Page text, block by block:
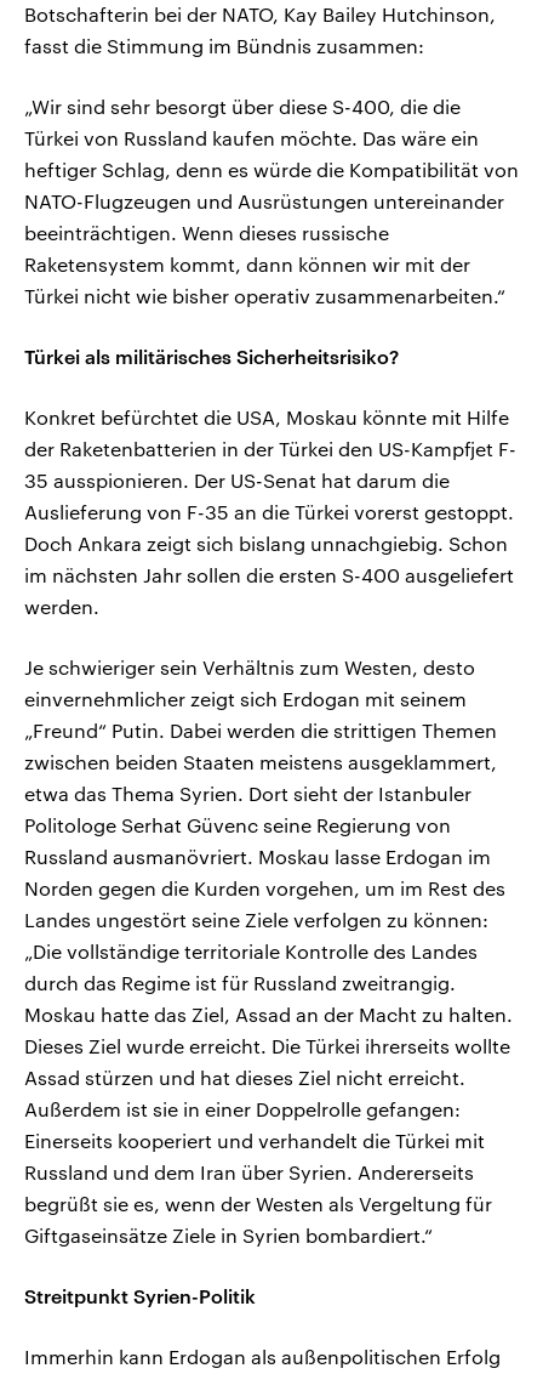
Botschafterin bei der NATO, Kay Bailey Hutchinson,
fasst die Stimmung im Bündnis zusammen:
„Wir sind sehr besorgt über diese S-400, die die
Türkei von Russland kaufen möchte. Das wäre ein
heftiger Schlag, denn es würde die Kompatibilität von
NATO-Flugzeugen und Ausrüstungen untereinander
beeinträchtigen. Wenn dieses russische
Raketensystem kommt, dann können wir mit der
Türkei nicht wie bisher operativ zusammenarbeiten.“
Türkei als militärisches Sicherheitsrisiko?
Konkret befürchtet die USA, Moskau könnte mit Hilfe
der Raketenbatterien in der Türkei den US-Kampfjet F-
35 ausspionieren. Der US-Senat hat darum die
Auslieferung von F-35 an die Türkei vorerst gestoppt.
Doch Ankara zeigt sich bislang unnachgiebig. Schon
im nächsten Jahr sollen die ersten S-400 ausgeliefert
werden.
Je schwieriger sein Verhältnis zum Westen, desto
einvernehmlicher zeigt sich Erdogan mit seinem
„Freund“ Putin. Dabei werden die strittigen Themen
zwischen beiden Staaten meistens ausgeklammert,
etwa das Thema Syrien. Dort sieht der Istanbuler
Politologe Serhat Güvenc seine Regierung von
Russland ausmanövriert. Moskau lasse Erdogan im
Norden gegen die Kurden vorgehen, um im Rest des
Landes ungestört seine Ziele verfolgen zu können:
„Die vollständige territoriale Kontrolle des Landes
durch das Regime ist für Russland zweitrangig.
Moskau hatte das Ziel, Assad an der Macht zu halten.
Dieses Ziel wurde erreicht. Die Türkei ihrerseits wollte
Assad stürzen und hat dieses Ziel nicht erreicht.
Außerdem ist sie in einer Doppelrolle gefangen:
Einerseits kooperiert und verhandelt die Türkei mit
Russland und dem Iran über Syrien. Andererseits
begrüßt sie es, wenn der Westen als Vergeltung für
Giftgaseinsätze Ziele in Syrien bombardiert.“
Streitpunkt Syrien-Politik
Immerhin kann Erdogan als außenpolitischen Erfolg